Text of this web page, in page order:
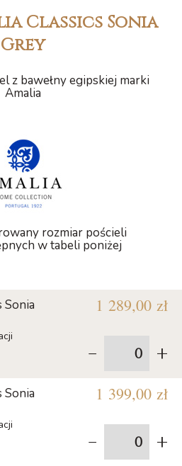
Classics Sonia
Grey
z bawełny egipskiej marki
Amalia
rozmiar pościeli
w tabeli poniżej
Sonia
1 289,00 zł
- +
Sonia
1 399,00 zł
- +